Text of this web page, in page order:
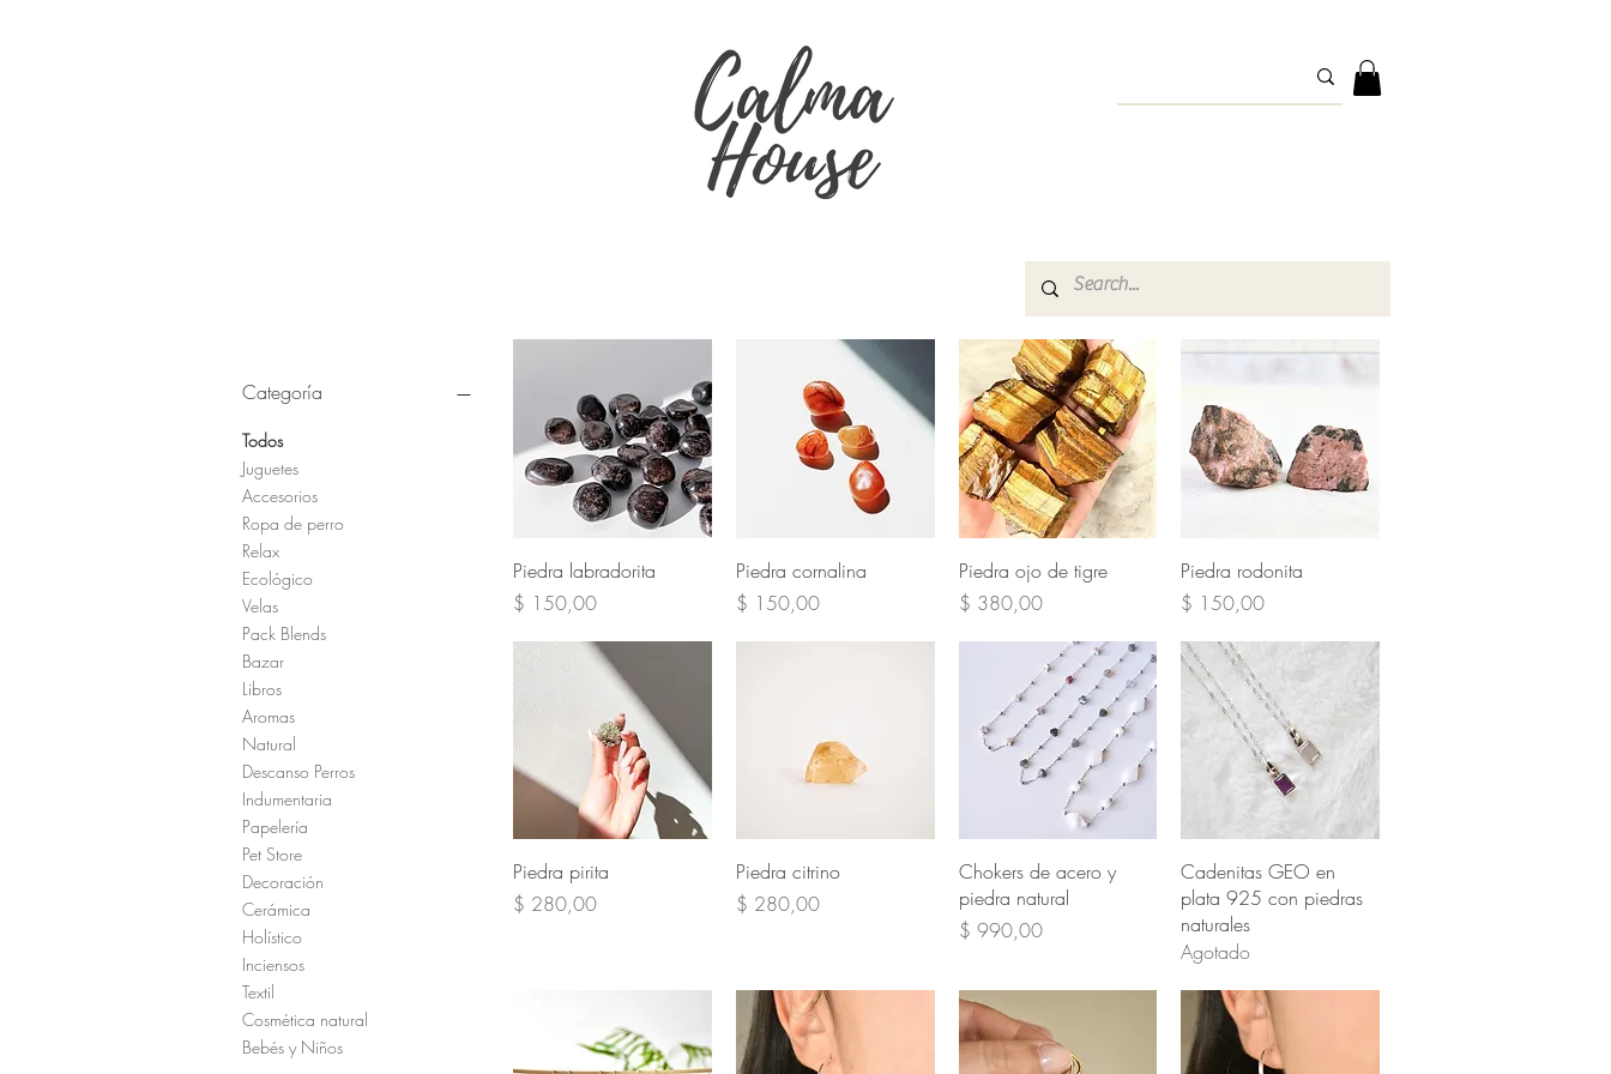
Categoría
Todos
Juguetes
Accesorios
Ropa de perro
Relax
Ecológico
Velas
Pack Blends
Bazar
Libros
Aromas
Natural
Descanso Perros
Indumentaria
Papelería
Pet Store
Decoración
Cerámica
Holístico
Inciensos
Textil
Cosmética natural
Bebés y Niños
Vista rápida
Piedra labradorita
Precio
$ 150,00
Vista rápida
Piedra cornalina
Precio
$ 150,00
Vista rápida
Piedra ojo de tigre
Precio
$ 380,00
Vista rápida
Piedra rodonita
Precio
$ 150,00
Vista rápida
Piedra pirita
Precio
$ 280,00
Vista rápida
Piedra citrino
Precio
$ 280,00
Vista rápida
Chokers de acero y
piedra natural
Precio
$ 990,00
Vista rápida
Cadenitas GEO en
plata 925 con piedras
naturales
Agotado